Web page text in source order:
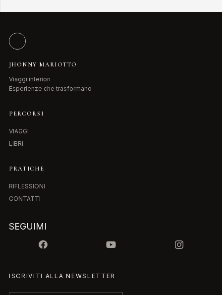
JHONNY MARIOTTO
Viaggi interiori
Esperienze che trasformano
PERCORSI
VIAGGI
LIBRI
PRATICHE
RIFLESSIONI
CONTATTI
SEGUIMI
ISCRIVITI ALLA NEWSLETTER